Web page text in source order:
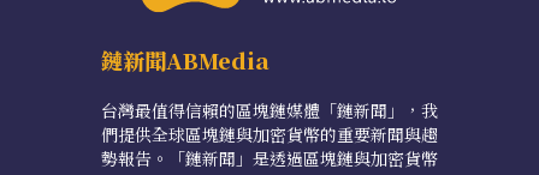
鏈新聞ABMedia
台灣最值得信賴的區塊鏈媒體「鏈新聞」，我
們提供全球區塊鏈與加密貨幣的重要新聞與趨
勢報告。「鏈新聞」是透過區塊鏈與加密貨幣